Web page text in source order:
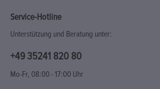
Service-Hotline
Unterstützung und Beratung unter:
+49 35241 820 80
Mo-Fr, 08:00 - 17:00 Uhr